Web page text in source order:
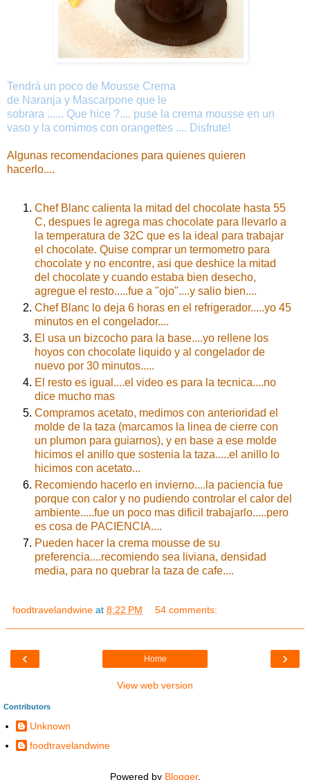
Tendrá un poco de Mousse Crema
de Naranja y Mascarpone que le
sobrara ...... Que hice ?.... puse la crema mousse en un
vaso y la comimos con orangettes .... Disfrute!
Algunas recomendaciones para quienes quieren
hacerlo....
Chef Blanc calienta la mitad del chocolate hasta 55
C, despues le agrega mas chocolate para llevarlo a
la temperatura de 32C que es la ideal para trabajar
el chocolate. Quise comprar un termometro para
chocolate y no encontre, asi que deshice la mitad
del chocolate y cuando estaba bien desecho,
agregue el resto.....fue a "ojo"....y salio bien....
Chef Blanc lo deja 6 horas en el refrigerador.....yo 45
minutos en el congelador....
El usa un bizcocho para la base....yo rellene los
hoyos con chocolate liquido y al congelador de
nuevo por 30 minutos.....
El resto es igual....el video es para la tecnica....no
dice mucho mas
Compramos acetato, medimos con anterioridad el
molde de la taza (marcamos la linea de cierre con
un plumon para guiarnos), y en base a ese molde
hicimos el anillo que sostenia la taza.....el anillo lo
hicimos con acetato...
Recomiendo hacerlo en invierno....la paciencia fue
porque con calor y no pudiendo controlar el calor del
ambiente.....fue un poco mas dificil trabajarlo.....pero
es cosa de PACIENCIA....
Pueden hacer la crema mousse de su
preferencia....recomiendo sea liviana, densidad
media, para no quebrar la taza de cafe....
foodtravelandwine at 8:22 PM 54 comments:
‹ ›
Home
View web version
Contributors
Unknown
foodtravelandwine
Powered by Blogger.